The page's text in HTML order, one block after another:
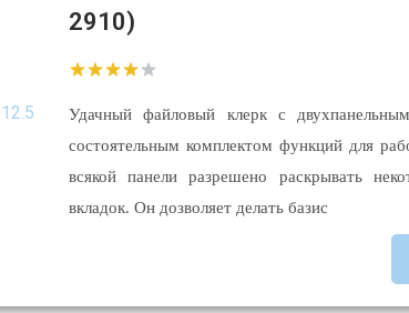
2910)
Удачный файловый клерк с
состоятельным комплектом функций для
всякой панели разрешено раскрывать
вкладок. Он дозволяет делать базис